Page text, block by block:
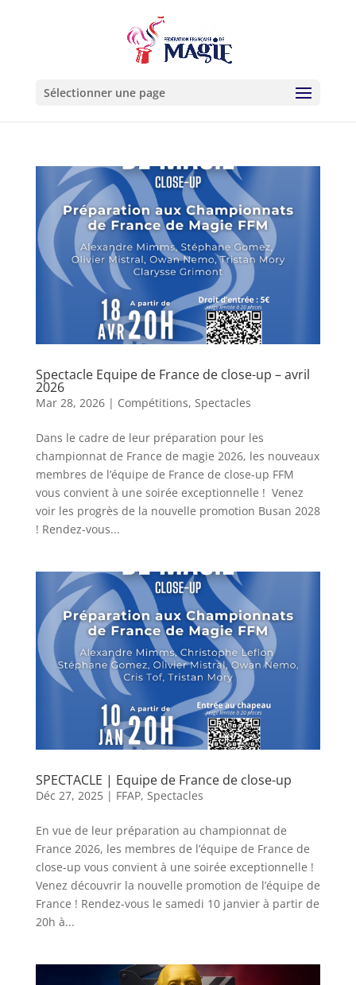
Sélectionner une page
Spectacle Equipe de France de close-up – avril
2026
Mar 28, 2026| Compétitions, Spectacles
Dans le cadre de leur préparation pour les
championnat de France de magie 2026, les nouveaux
membres de l’équipe de France de close-up FFM
vous convient à une soirée exceptionnelle ! Venez
voir les progrès de la nouvelle promotion Busan 2028
! Rendez-vous...
SPECTACLE | Equipe de France de close-up
Déc 27, 2025| FFAP, Spectacles
En vue de leur préparation au championnat de
France 2026, les membres de l’équipe de France de
close-up vous convient à une soirée exceptionnelle !
Venez découvrir la nouvelle promotion de l’équipe de
France ! Rendez-vous le samedi 10 janvier à partir de
20h à...